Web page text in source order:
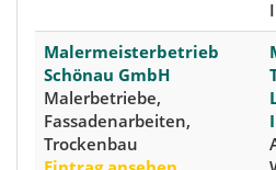
Malermeisterbetrieb
Schönau GmbH
Malerbetriebe,
Fassadenarbeiten,
Trockenbau